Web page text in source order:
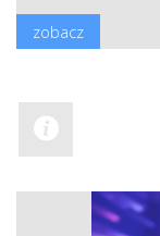
zobacz